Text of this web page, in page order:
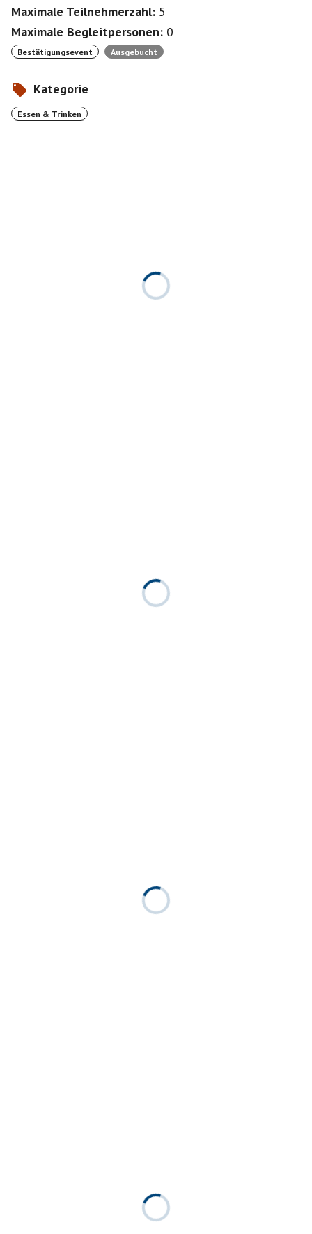
Maximale Teilnehmerzahl: 5
Maximale Begleitpersonen: 0
Bestätigungsevent Ausgebucht
Kategorie
Essen & Trinken